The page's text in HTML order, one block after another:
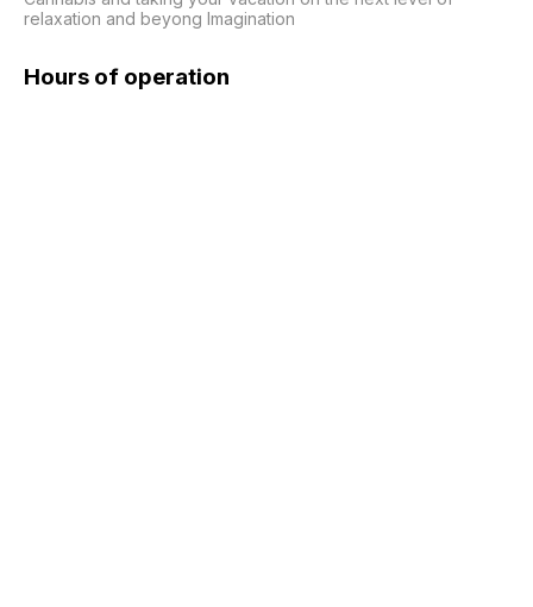
relaxation and beyong Imagination
Hours of operation